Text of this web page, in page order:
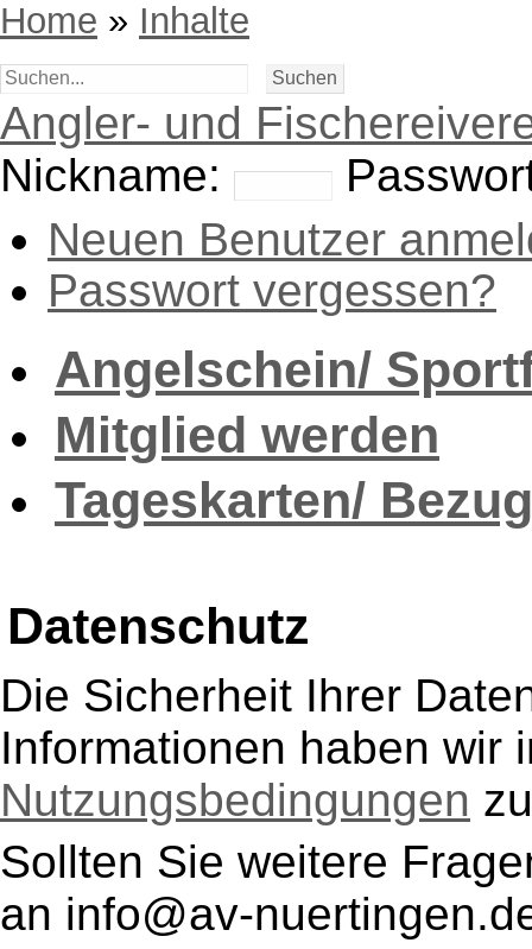
Home » Inhalte
Angler- und
Nickname:
Neuen Benutzer
Passwort vergessen?
Angelschein/
Mitglied werden
Tageskarten/
Datenschutz
Die Sicherheit Ihrer
Informationen haben wir
Nutzungsbedingungen
Sollten Sie weitere
an info@av-